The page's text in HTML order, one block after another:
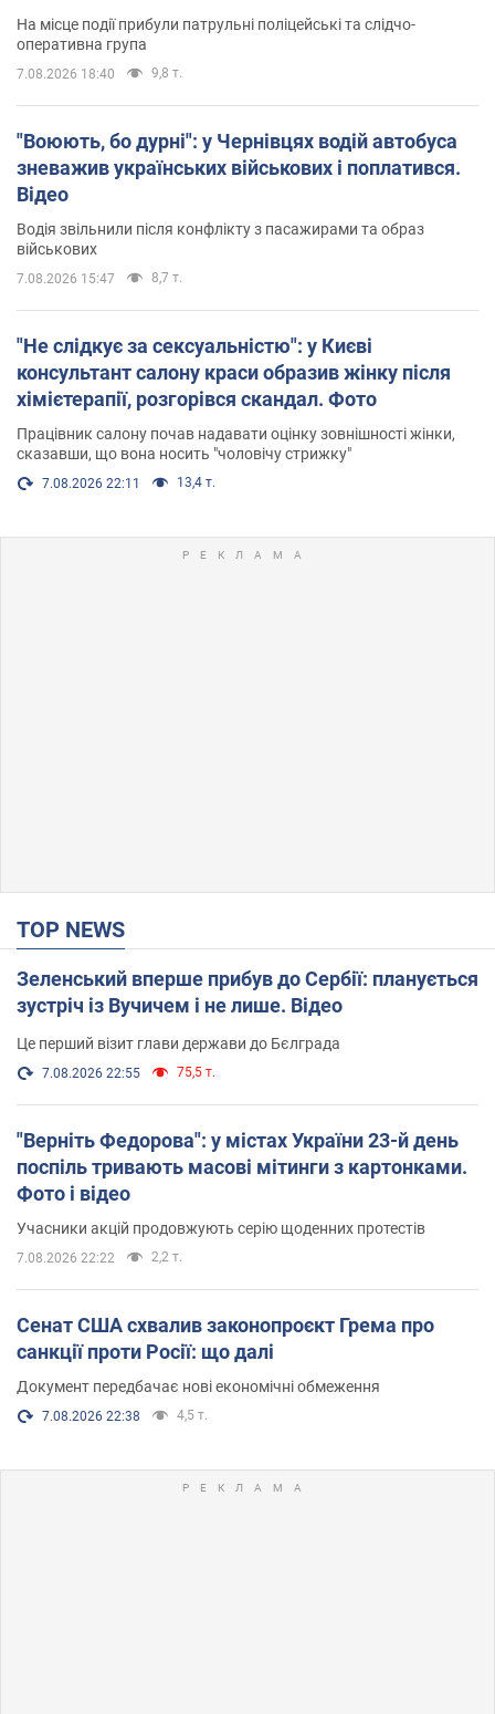
На місце події прибули патрульні поліцейські та слідчо-
оперативна група
7.08.2026 18:40 9,8 т.
"Воюють, бо дурні": у Чернівцях водій автобуса
зневажив українських військових і поплатився.
Відео
Водія звільнили після конфлікту з пасажирами та образ
військових
7.08.2026 15:47 8,7 т.
"Не слідкує за сексуальністю": у Києві
консультант салону краси образив жінку після
хімієтерапії, розгорівся скандал. Фото
Працівник салону почав надавати оцінку зовнішності жінки,
сказавши, що вона носить "чоловічу стрижку"
7.08.2026 22:11 13,4 т.
TOP NEWS
Зеленський вперше прибув до Сербії: планується
зустріч із Вучичем і не лише. Відео
Це перший візит глави держави до Бєлграда
7.08.2026 22:55 75,5 т.
"Верніть Федорова": у містах України 23-й день
поспіль тривають масові мітинги з картонками.
Фото і відео
Учасники акцій продовжують серію щоденних протестів
7.08.2026 22:22 2,2 т.
Сенат США схвалив законопроєкт Грема про
санкції проти Росії: що далі
Документ передбачає нові економічні обмеження
7.08.2026 22:38 4,5 т.